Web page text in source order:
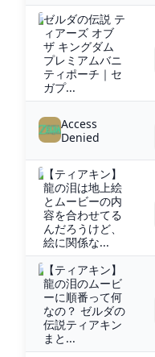
ゼルダの伝説 テ
ィアーズ オブ
ザ キングダム
プレミアムバニ
ティポーチ｜セ
ガプ...
Access
Denied
【ティアキン】
龍の泪は地上絵
とムービーの内
容を合わせてる
んだろうけど、
絵に関係な...
【ティアキン】
龍の泪のムービ
ーに順番って何
なの？ ゼルダの
伝説ティアキン
まと...